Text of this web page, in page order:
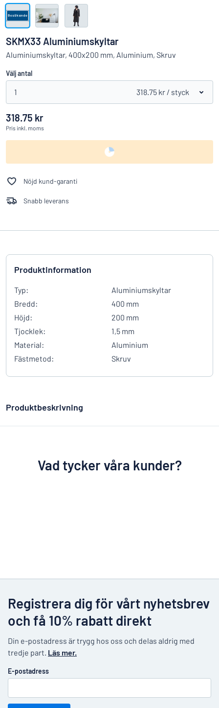
Hittar du inte det du söker? Börja designa din skylt
Visa alla kategorier
Logga
in
Kundservice
Privatperson
SKMX33 Aluminiumskyltar
Aluminiumskyltar, 400x200 mm, Aluminium, Skruv
Välj antal
1 318.75 kr / styck
318.75 kr
Pris inkl. moms
Nöjd kund-garanti
Snabb leverans
Produktinformation
Typ:
Aluminiumskyltar
Bredd:
400 mm
Höjd:
200 mm
Tjocklek:
1,5 mm
Material:
Aluminium
Fästmetod:
Skruv
Produktbeskrivning
Vad tycker våra kunder?
Registrera dig för vårt nyhetsbrev
och få 10% rabatt direkt
Din e-postadress är trygg hos oss och delas aldrig med
tredje part. Läs mer.
E-postadress